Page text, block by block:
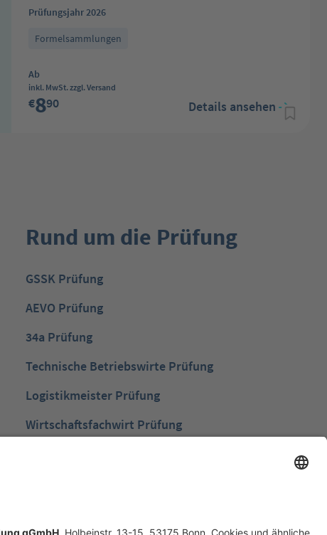
Prüfungsjahr 2026
Formelsammlungen
Regulärer Preis:
Ab
inkl. MwSt. zzgl. Versand
€890 Details ansehen
Rund um die Prüfung
GSSK Prüfung
AEVO Prüfung
34a Prüfung
Technische Betriebswirte Prüfung
Logistikmeister Prüfung
Wirtschaftsfachwirt Prüfung